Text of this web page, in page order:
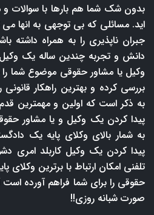
بدون شک شما هم بارها با سوالات
اید. مسائلی که بی توجهی به انها می
جبران ناپذیری را به همراه داشته
دانش و تجربه چندین ساله یک وکیل
وکیل یا مشاور حقوقی موضوع شما
بررسی کرده و بهترین راهکار قانونی
به ذکر است که اولین و مهمترین
پیدا کردن یک وکیل و یا مشاور
به شمار بالای وکلای پایه یک
پیدا کردن یک وکیل کاربلد امری
تلفنی امکان ارتباط با برترین
حقوقی را برای شما فراهم آورده
صورت شبانه روزی!!